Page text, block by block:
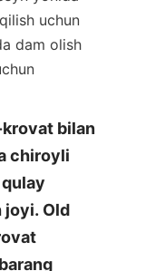
uchun
dam olish
bilan
chiroyli
joyi. Old